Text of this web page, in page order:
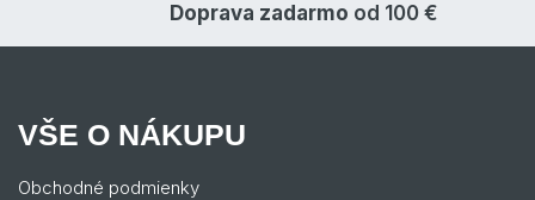
Doprava zadarmo od 100 €
VŠE O NÁKUPU
Obchodné podmienky